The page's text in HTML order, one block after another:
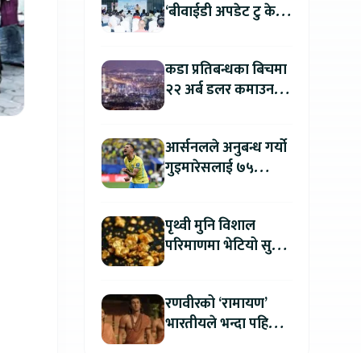
‘बीवाईडी अपडेट टु केयर
कडा प्रतिबन्धका बिचमा
२२ अर्ब डलर कमाउन
आर्सनलले अनुबन्ध गर्यो
गुइमारेसलाई ७५
पृथ्वी मुनि विशाल
परिमाणमा भेटियो सुन,
रणवीरको ‘रामायण’
भारतीयले भन्दा पहिला